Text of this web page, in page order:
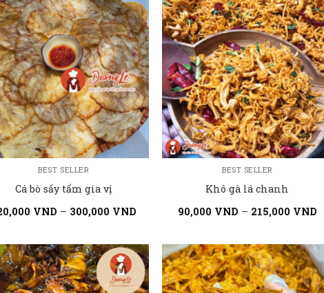
BEST SELLER
Cá bò sấy tẩm gia vị
VND – 300,000 VND
BEST SELLER
Khô gà lá chanh
90,000 VND – 215,000 VND